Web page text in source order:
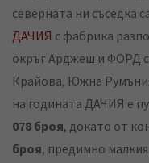
северната ни съседка
ДАЧИЯ с фабрика
окръг Арджеш и ФОРД
Крайова, Южна
на годината ДАЧИЯ е
078 броя, докато от
броя, предимно